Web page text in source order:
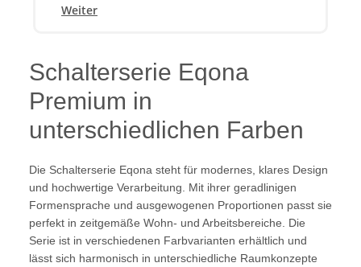
Weiter
Schalterserie Eqona
Premium in
unterschiedlichen Farben
Die Schalterserie Eqona steht für modernes, klares Design
und hochwertige Verarbeitung. Mit ihrer geradlinigen
Formensprache und ausgewogenen Proportionen passt sie
perfekt in zeitgemäße Wohn- und Arbeitsbereiche. Die
Serie ist in verschiedenen Farbvarianten erhältlich und
lässt sich harmonisch in unterschiedliche Raumkonzepte